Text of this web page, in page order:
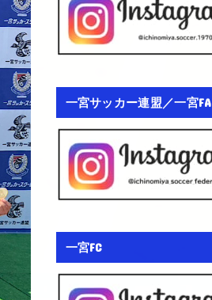
一宮サッカー連盟／一宮FA
一宮FC